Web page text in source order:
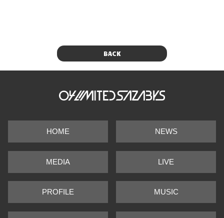
BACK
HOME NEWS
MEDIA LIVE
PROFILE MUSIC